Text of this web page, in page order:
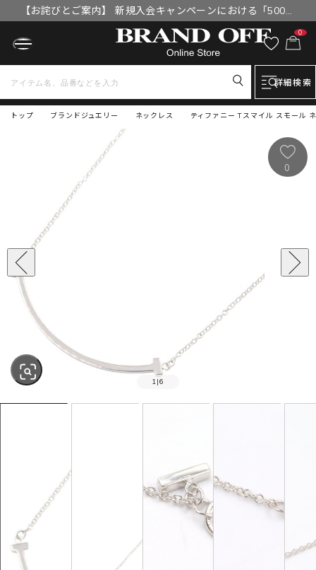
【お詫びとご案内】 新規入会キャンペーンにおける「500円
OFFクーポン」付与漏れと補填について
0
詳細検索
トップ ティファニー Tスマイル スモール
ブランドジュエリー ネックレス
1 |6
0